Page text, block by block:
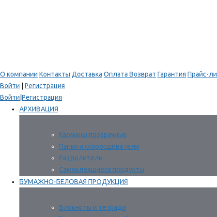
О компании Контакты Доставка Оплата Возврат Гарантия Прайс-
Войти
Регистрация
Войти Регистрация
АРХИВАЦИЯ
Карманы прозрачные
Папки и скоросшиватели
Разделители
Самоклеящиеся продукты
БУМАЖНО-БЕЛОВАЯ ПРОДУКЦИЯ
Блокноты и тетради